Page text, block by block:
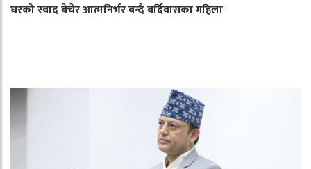
घरको स्वाद बेचेर आत्मनिर्भर बन्दै बर्दिवासका महिला